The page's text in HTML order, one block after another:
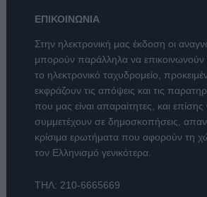
ΕΠΙΚΟΙΝΩΝΙΑ
Στην ηλεκτρονική μας έκδοση οι
μπορούν παράλληλα να επικοινωνούν
το ηλεκτρονικό ταχυδρομείο,
εκφράζουν τις απόψεις και τις
που μας είναι απαραίτητες, και επίσης
συμμετέχουν σε δημοσκοπήσεις,
κρίσιμα ερωτήματα που αφορούν τη
τον Ελληνισμό γενικότερα.
ΤΗΛ: 210-6665669